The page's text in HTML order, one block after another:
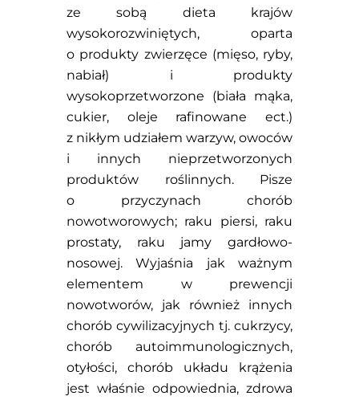
ze sobą dieta krajów
wysokorozwiniętych, oparta
o produkty zwierzęce (mięso, ryby,
nabiał) i produkty
wysokoprzetworzone (biała mąka,
cukier, oleje rafinowane ect.)
z nikłym udziałem warzyw, owoców
i innych nieprzetworzonych
produktów roślinnych. Pisze
o przyczynach chorób
nowotworowych; raku piersi, raku
prostaty, raku jamy gardłowo-
nosowej. Wyjaśnia jak ważnym
elementem w prewencji
nowotworów, jak również innych
chorób cywilizacyjnych tj. cukrzycy,
chorób autoimmunologicznych,
otyłości, chorób układu krążenia
jest właśnie odpowiednia, zdrowa